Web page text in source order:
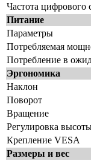
Частота цифрового
Питание
Параметры
Потребляемая
Потребление в
Эргономика
Наклон
Поворот
Вращение
Регулировка
Крепление VESA
Размеры и вес